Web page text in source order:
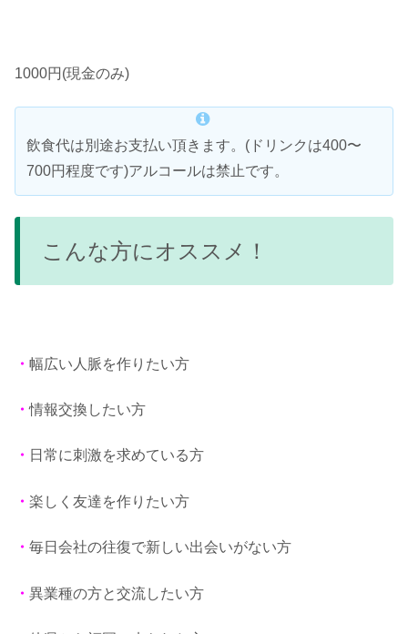
1000円(現金のみ)
飲食代は別途お支払い頂きます。(ドリンクは400〜
700円程度です)アルコールは禁止です。
こんな方にオススメ！
・ 幅広い人脈を作りたい方
・情報交換したい方
・ 日常に刺激を求めている方
・ 楽しく友達を作りたい方
・ 毎日会社の往復で新しい出会いがない方
・ 異業種の方と交流したい方